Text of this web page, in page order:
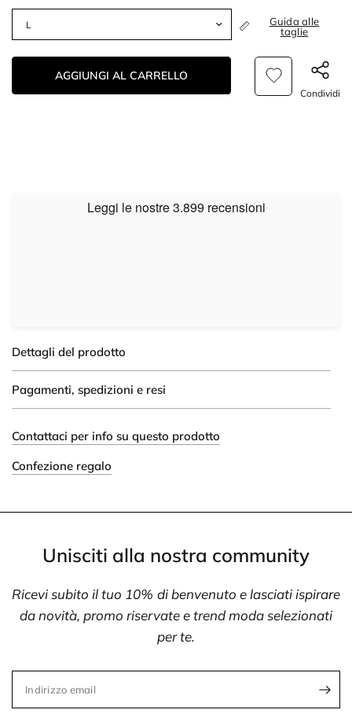
Guida alle
taglie
AGGIUNGI AL CARRELLO
Condividi
Dettagli del prodotto
Pagamenti, spedizioni e resi
Contattaci per info su questo prodotto
Confezione regalo
Unisciti alla nostra community
Ricevi subito il tuo 10% di benvenuto e lasciati ispirare
da novità, promo riservate e trend moda selezionati
per te.
Indirizzo email